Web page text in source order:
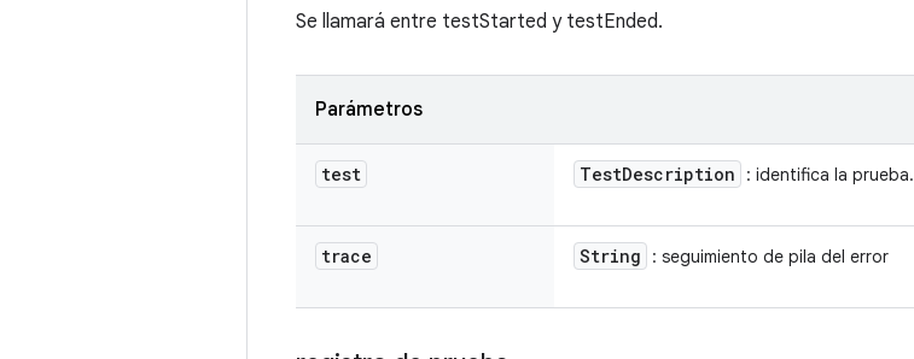
Se llamará entre testStarted y testEnded.
Parámetros
test TestDescription : identifica la prueba.
trace String : seguimiento de pila del error